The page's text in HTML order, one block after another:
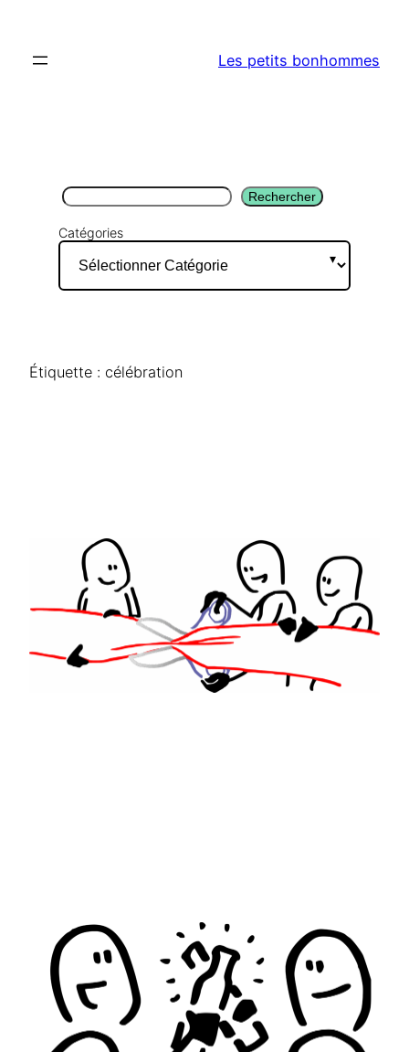
contenu
Les petits bonhommes
Rechercher Rechercher
Catégories
Étiquette : célébration